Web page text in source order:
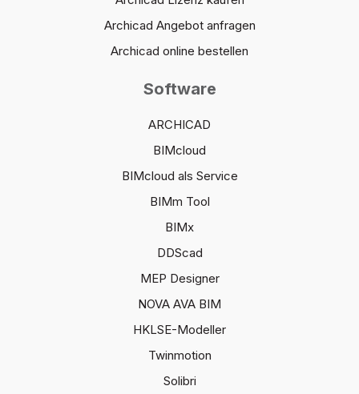
Archicad Angebot anfragen
Archicad online bestellen
Software
ARCHICAD
BIMcloud
BIMcloud als Service
BIMm Tool
BIMx
DDScad
MEP Designer
NOVA AVA BIM
HKLSE-Modeller
Twinmotion
Solibri